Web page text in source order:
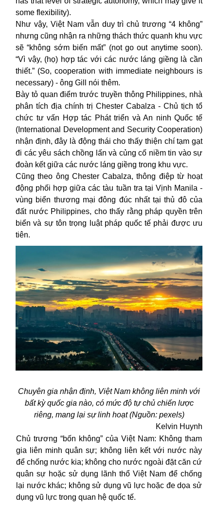
some flexibility).
Như vậy, Việt Namvẫn duy trì chủ trương “4 không”
nhưng cũng nhận ra những thách thức quanh khu vực
sẽ “không sớm biến mất” (not go out anytime soon).
“Vì vậy, (họ) hợp tác với các nước láng giềng là cần
thiết.” (So, cooperation with immediate neighbours is
necessary) - ông Gill nói thêm.
Bày tỏ quan điểm trước truyền thông Philippines, nhà
phân tích địa chính trị Chester Cabalza - Chủ tịch tổ
chức tư vấn Hợp tác Phát triển và An ninh Quốc tế
(International Development and Security Cooperation)
nhận định, đây là động thái cho thấy thiện chí tạm gạt
đi các yêu sách chồng lấn và củng cố niềm tin vào sự
đoàn kết giữa các nước láng giềng trong khu vực.
Cũng theo ông Chester Cabalza, thông điệp từ hoạt
động phối hợp giữa các tàu tuần tra tại Vịnh Manila -
vùng biển thương mại đông đúc nhất tại thủ đô của
đất nước Philippines, cho thấy rằng pháp quyền trên
biển và sự tôn trọng luật pháp quốc tế phải được ưu
tiên.
Chuyên gia nhận định, Việt Nam không liên minh với
bất kỳ quốc gia nào, có mức độ tự chủ chiến lược
riêng, mang lại sự linh hoạt (Nguồn: pexels)
Kelvin Huynh
Chủ trương “bốn không” của Việt Nam: Không tham
gia liên minh quân sự; không liên kết với nước này
để chống nước kia; không cho nước ngoài đặt căn cứ
quân sự hoặc sử dụng lãnh thổ Việt Nam để chống
lại nước khác; không sử dụng vũ lực hoặc đe dọa sử
dụng vũ lực trong quan hệ quốc tế.